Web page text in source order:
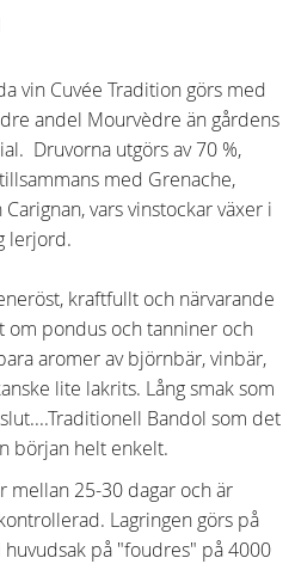
vin Cuvée Tradition görs med
andel Mourvèdre än gårdens
Druvorna utgörs av 70 %,
med Grenache,
vars vinstockar växer i
lerjord.
kraftfullt och närvarande
om pondus och tanniner och
aromer av björnbär, vinbär,
lite lakrits. Lång smak som
Bandol som det
början helt enkelt.
mellan 25-30 dagar och är
Lagringen görs på
huvudsak på "foudres" på 4000